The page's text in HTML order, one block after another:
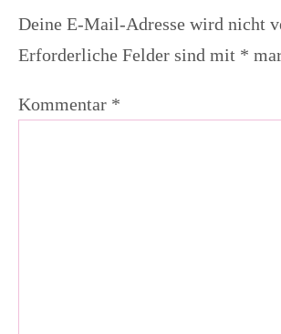
Deine E-Mail-Adresse wird nicht
Erforderliche Felder sind mit *
Kommentar *